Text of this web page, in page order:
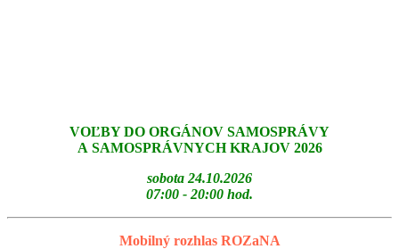
VOĽBY DO ORGÁNOV SAMOSPRÁVY
A SAMOSPRÁVNYCH KRAJOV 2026
sobota 24.10.2026
07:00 - 20:00 hod.
Mobilný rozhlas ROZaNA